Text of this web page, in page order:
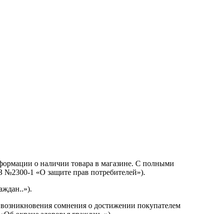
о наличии товара в магазине. С полными
№2300-1 «О защите прав потребителей»).
сомнения о достижении покупателем